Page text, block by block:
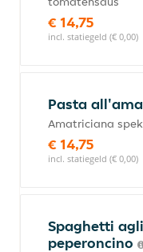
€ 14,75
incl. statiegeld (€ 0,00)
Pasta
Amatriciana
€ 14,75
incl. statiegeld (€ 0,00)
Spaghetti
peperoncino